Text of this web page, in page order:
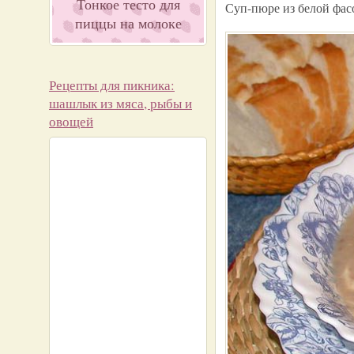
Тонкое тесто для
пиццы на молоке
Рецепты для пикника:
шашлык из мяса, рыбы и
овощей
Суп-пюре из белой